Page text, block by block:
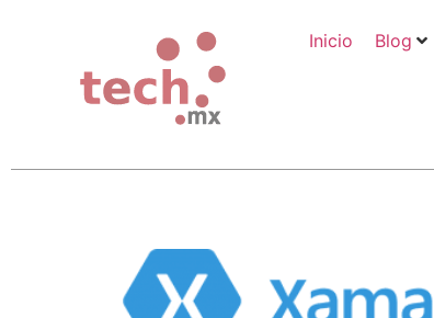
Inicio Blog